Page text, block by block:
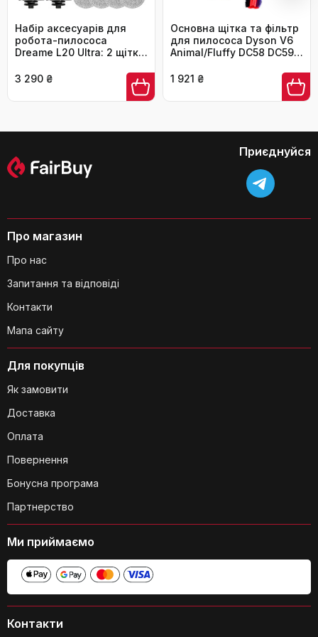
насадки для вологого прибирання?
З чого складається цей набір
насадок?
використання насадок для
автомобіля?
Набір аксесуарів для
робота-пилососа
Dreame L20 Ultra: 2 щітки,
фільтри HEPA, 4 бокові
очищення
3 290 ₴
Основна щітка та фільтр
для пилососа Dyson V6
Animal/Fluffy DC58 DC59
комплект змінних
1 921 ₴
Контакти
Для покупців
Як замовити
Доставка
Оплата
Повернення
Бонусна програма
Партнерство
Про магазин
Про нас
Запитання та відповіді
Контакти
Мапа сайту
Приєднуйся
Ми приймаємо